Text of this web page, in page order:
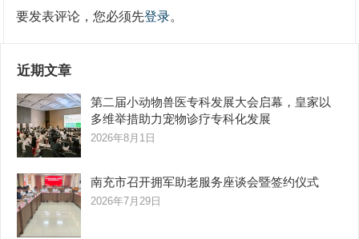
要发表评论，您必须先登录。
近期文章
第二届小动物兽医专科发展大会启幕，皇家以
多维举措助力宠物诊疗专科化发展
2026年8月1日
南充市召开拥军助老服务座谈会暨签约仪式
2026年7月29日